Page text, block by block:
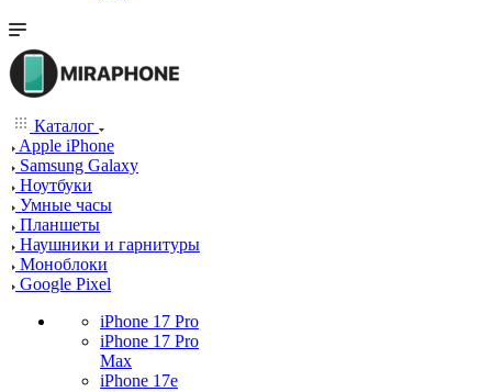
Каталог
Apple iPhone
Samsung Galaxy
Ноутбуки
Умные часы
Планшеты
Наушники и гарнитуры
Моноблоки
Google Pixel
iPhone 17 Pro
iPhone 17 Pro
Max
iPhone 17e